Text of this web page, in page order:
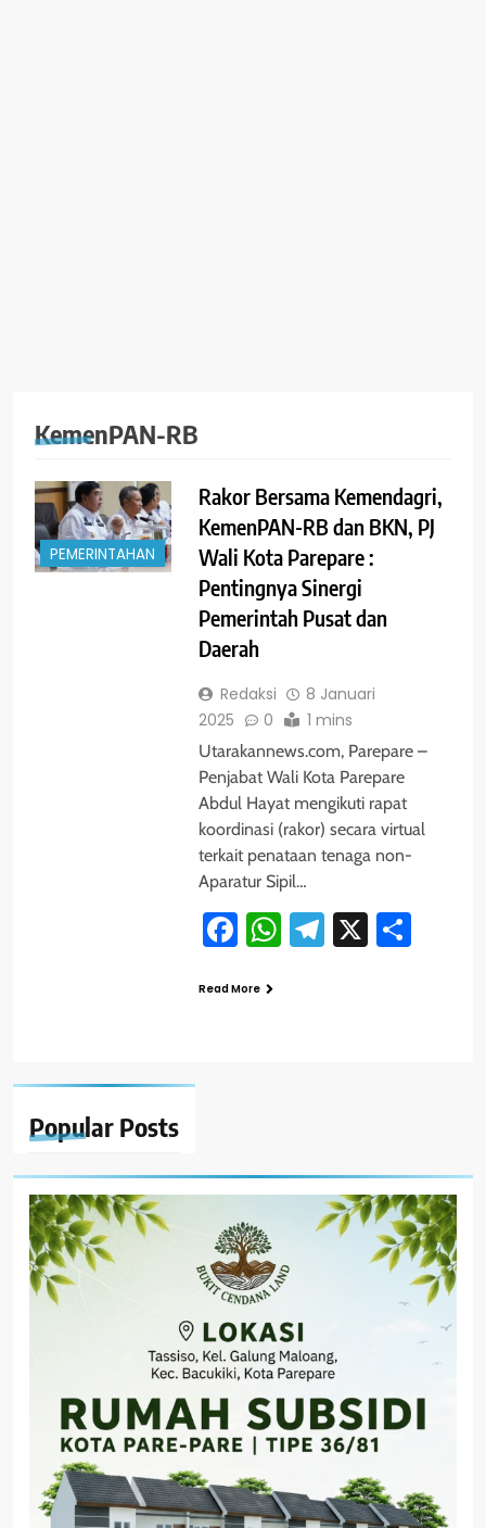
Popular Posts
KemenPAN-RB
PEMERINTAHAN
Rakor Bersama Kemendagri,
KemenPAN-RB dan BKN, PJ
Wali Kota Parepare :
Pentingnya Sinergi
Pemerintah Pusat dan
Daerah
Redaksi
8 Januari
2025
0 1 mins
Utarakannews.com, Parepare –
Penjabat Wali Kota Parepare
Abdul Hayat mengikuti rapat
koordinasi (rakor) secara virtual
terkait penataan tenaga non-
Aparatur Sipil…
Facebook
WhatsApp
Telegram
X
Read More